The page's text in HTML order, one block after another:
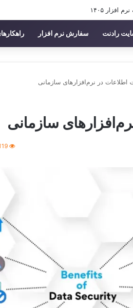
افزار ۱۴۰۵
رادنت سفارش نرم افزار
اطلاعات در نرم‌افزارهای سازمانی
سازمانی